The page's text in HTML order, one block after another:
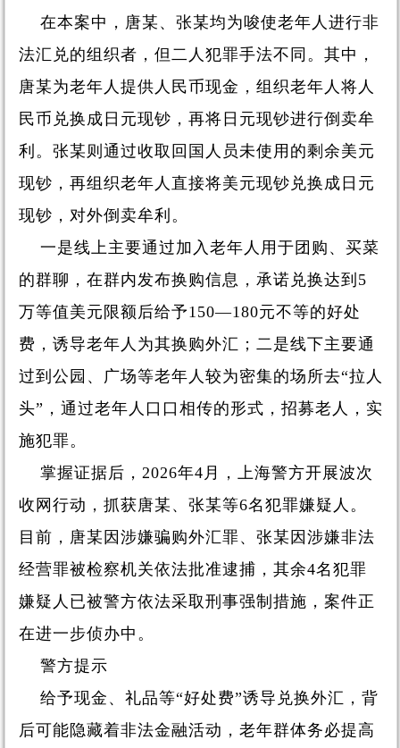
在本案中，唐某、张某均为唆使老年人进行非
法汇兑的组织者，但二人犯罪手法不同。其中，
唐某为老年人提供人民币现金，组织老年人将人
民币兑换成日元现钞，再将日元现钞进行倒卖牟
利。张某则通过收取回国人员未使用的剩余美元
现钞，再组织老年人直接将美元现钞兑换成日元
现钞，对外倒卖牟利。
一是线上主要通过加入老年人用于团购、买菜
的群聊，在群内发布换购信息，承诺兑换达到5
万等值美元限额后给予150—180元不等的好处
费，诱导老年人为其换购外汇；二是线下主要通
过到公园、广场等老年人较为密集的场所去“拉人
头”，通过老年人口口相传的形式，招募老人，实
施犯罪。
掌握证据后，2026年4月，上海警方开展波次
收网行动，抓获唐某、张某等6名犯罪嫌疑人。
目前，唐某因涉嫌骗购外汇罪、张某因涉嫌非法
经营罪被检察机关依法批准逮捕，其余4名犯罪
嫌疑人已被警方依法采取刑事强制措施，案件正
在进一步侦办中。
警方提示
给予现金、礼品等“好处费”诱导兑换外汇，背
后可能隐藏着非法金融活动，老年群体务必提高